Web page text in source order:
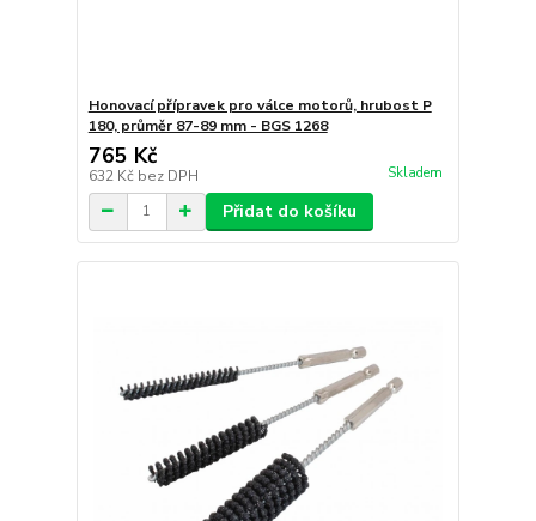
Honovací přípravek pro válce motorů, hrubost P
180, průměr 87-89 mm - BGS 1268
765 Kč
632 Kč bez DPH Skladem
Přidat do košíku